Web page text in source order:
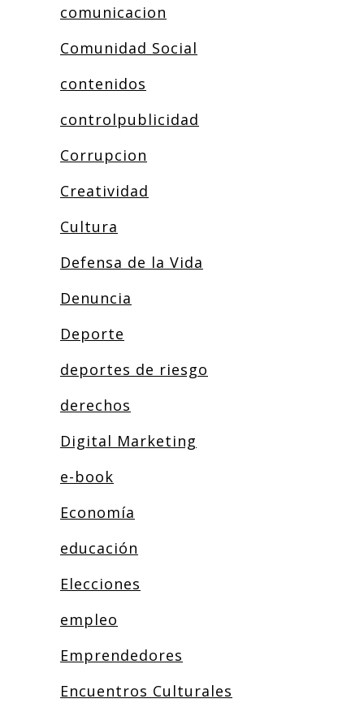
comunicacion
Comunidad Social
contenidos
controlpublicidad
Corrupcion
Creatividad
Cultura
Defensa de la Vida
Denuncia
Deporte
deportes de riesgo
derechos
Digital Marketing
e-book
Economía
educación
Elecciones
empleo
Emprendedores
Encuentros Culturales